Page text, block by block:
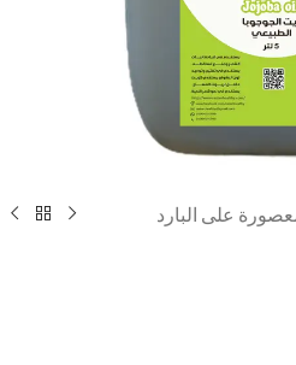
على البارد